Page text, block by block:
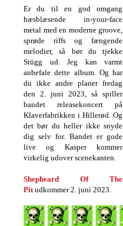
Er du til en god omgang
hæsblæsende in-your-face
metal med en moderne groove,
sprøde riffs og fængende
melodier, så bør du tjekke
Stügg ud. Jeg kan varmt
anbefale dette album. Og har
du ikke andre planer fredag
den 2. juni 2023, så spiller
bandet releasekoncert på
Klaverfabrikken i Hillerød. Og
det bør du heller ikke snyde
dig selv for. Bandet er gode
live og Kasper kommer
virkelig udover scenekanten.
Shepheard Of The
Pitudkommer 2. juni 2023.